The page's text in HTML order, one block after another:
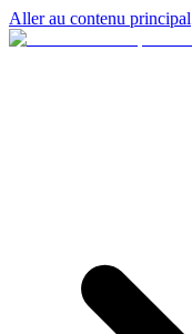
Aller au contenu principal